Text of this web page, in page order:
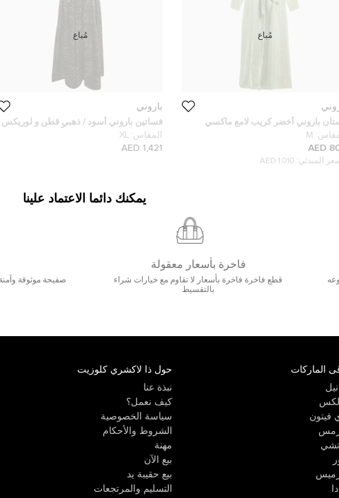
باروني أخضر كريب لامع ماكسي
متوسط (ميديم)
M
800
المبدئي: 1,010 AED
مُباع
باروني
فساتين باروني أسود / ذهبي قطن و لوريكس
زينيا ماكسي مقاس كبير جداً (إكس لارج)
المقاس: XL
1,421 AED
مُباع
يمكنك دائما الاعتماد علينا
فاخرة بأسعار معقولة
قطع فاخرة فاخرة بأسعار لا تقاوم مع خيارات شراء
بالتقسيط
الماركات
فيتون
حول ذا لاكشري كلوزيت
نبذة عنا
كيف نعمل؟
سياسة الخصوصية
الشروط والأحكام
مهنة
بيع الآن
بيع حقيبة يد
التسليم والمرتجعات